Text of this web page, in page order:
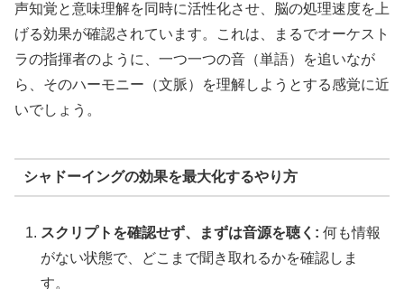
声知覚と意味理解を同時に活性化させ、脳の処理速度を上
げる効果が確認されています。これは、まるでオーケスト
ラの指揮者のように、一つ一つの音（単語）を追いなが
ら、そのハーモニー（文脈）を理解しようとする感覚に近
いでしょう。
シャドーイングの効果を最大化するやり方
スクリプトを確認せず、まずは音源を聴く: 何も情報
がない状態で、どこまで聞き取れるかを確認しま
す。